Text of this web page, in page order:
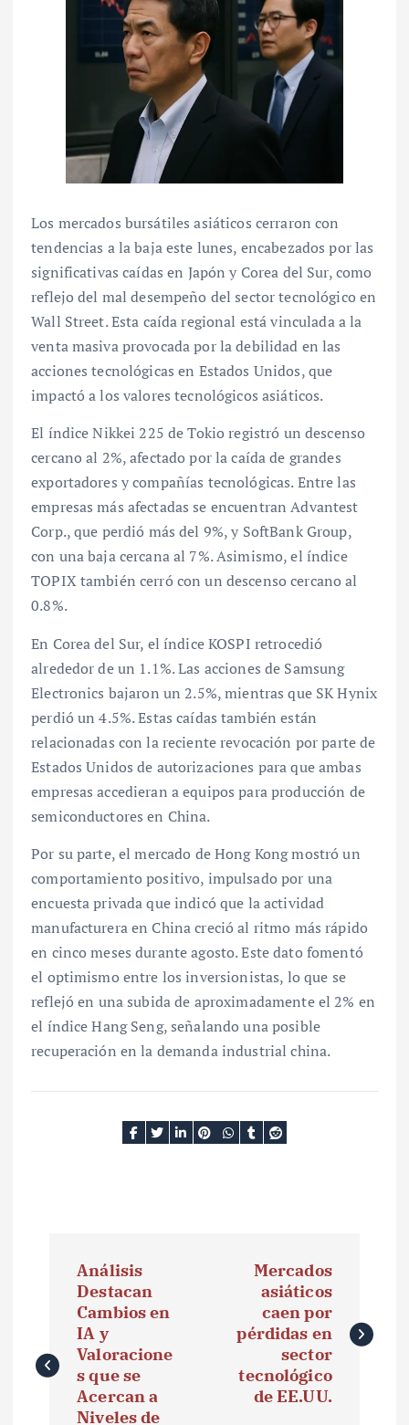
Los mercados bursátiles asiáticos cerraron con
tendencias a la baja este lunes, encabezados por las
significativas caídas en Japón y Corea del Sur, como
reflejo del mal desempeño del sector tecnológico en
Wall Street. Esta caída regional está vinculada a la
venta masiva provocada por la debilidad en las
acciones tecnológicas en Estados Unidos, que
impactó a los valores tecnológicos asiáticos.
El índice Nikkei 225 de Tokio registró un descenso
cercano al 2%, afectado por la caída de grandes
exportadores y compañías tecnológicas. Entre las
empresas más afectadas se encuentran Advantest
Corp., que perdió más del 9%, y SoftBank Group,
con una baja cercana al 7%. Asimismo, el índice
TOPIX también cerró con un descenso cercano al
0.8%.
En Corea del Sur, el índice KOSPI retrocedió
alrededor de un 1.1%. Las acciones de Samsung
Electronics bajaron un 2.5%, mientras que SK Hynix
perdió un 4.5%. Estas caídas también están
relacionadas con la reciente revocación por parte de
Estados Unidos de autorizaciones para que ambas
empresas accedieran a equipos para producción de
semiconductores en China.
Por su parte, el mercado de Hong Kong mostró un
comportamiento positivo, impulsado por una
encuesta privada que indicó que la actividad
manufacturera en China creció al ritmo más rápido
en cinco meses durante agosto. Este dato fomentó
el optimismo entre los inversionistas, lo que se
reflejó en una subida de aproximadamente el 2% en
el índice Hang Seng, señalando una posible
recuperación en la demanda industrial china.
e
Análisis
Destacan
Cambios en
IA y
Valoracione
s que se
Acercan a
Niveles de
Mercados
asiáticos
caen por
pérdidas en
sector
tecnológico
de EE.UU.